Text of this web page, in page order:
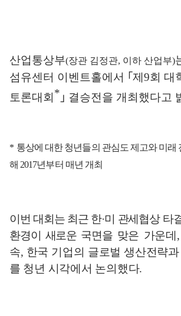
산업통상부(장관 김정관, 이하 산업부)
섬유센터 이벤트홀에서 ｢제 9회 대
토론대회 * ｣ 결승전을 개최했다고
* 통상에 대한 청년들의 관심도 제고와 미래
해2017년부터 매년 개최
이번 대회는 최근 한·미 관세협상 타
환경이 새로운 국면을 맞은 가운데 ,
속, 한국 기업의 글로벌 생산전략
를 청년 시각에서 논의했다.